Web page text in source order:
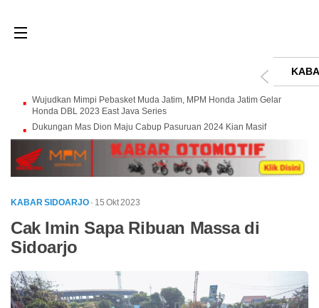
Wujudkan Mimpi Pebasket Muda Jatim, MPM Honda Jatim Gelar
Honda DBL 2023 East Java Series
Dukungan Mas Dion Maju Cabup Pasuruan 2024 Kian Masif
KABAR SIDOARJO · 15 Okt 2023
Cak Imin Sapa Ribuan Massa di
Sidoarjo